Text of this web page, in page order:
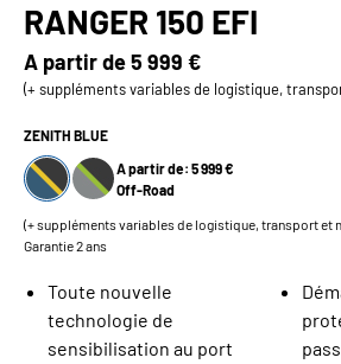
RANGER 150 EFI
A partir de5 999 €
(+ suppléments variables de logistique,
ZENITH BLUE
A partir de: 5 999 €
Off-Road
(+ suppléments variables de logistique, transport et
Garantie 2 ans
Toute nouvelle
technologie de
sensibilisation au port